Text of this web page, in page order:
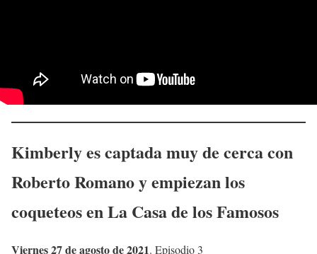
Kimberly es captada muy de cerca con
Roberto Romano y empiezan los
coqueteos en La Casa de los Famosos
Viernes 27 de agosto de 2021. Episodio 3